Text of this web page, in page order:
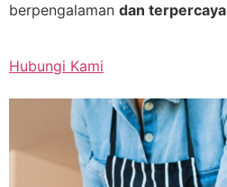
berpengalaman dan terpercaya
Hubungi Kami